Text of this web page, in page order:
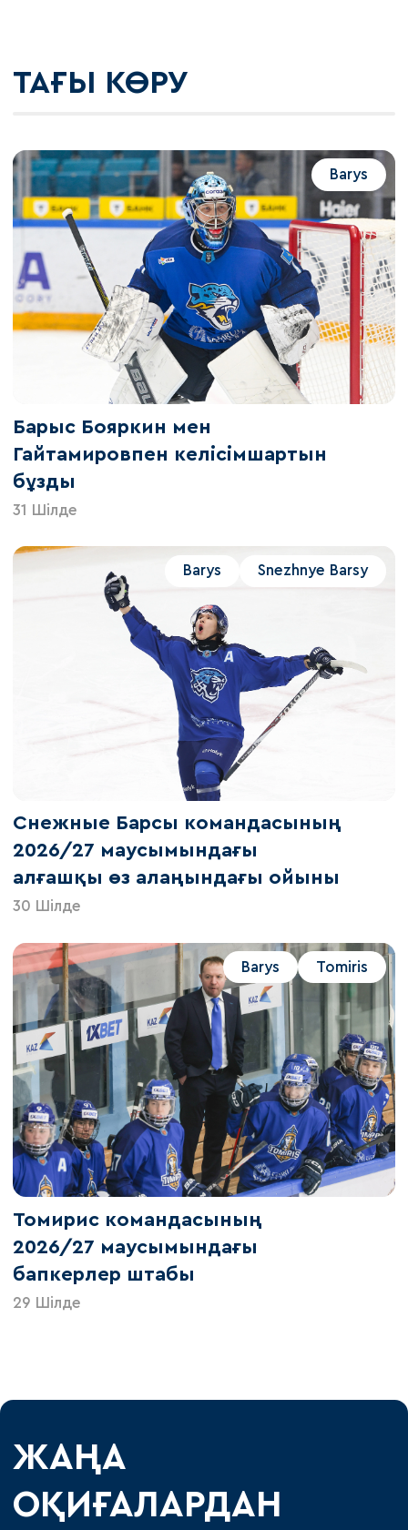
ТАҒЫ КӨРУ
Barys
Барыс Бояркин мен
Гайтамировпен келісімшартын
бұзды
31 Шілде
Barys Snezhnye Barsy
Снежные Барсы командасының
2026/27 маусымындағы
алғашқы өз алаңындағы ойыны
30 Шілде
Barys Tomiris
Томирис командасының
2026/27 маусымындағы
бапкерлер штабы
29 Шілде
ЖАҢА
ОҚИҒАЛАРДАН